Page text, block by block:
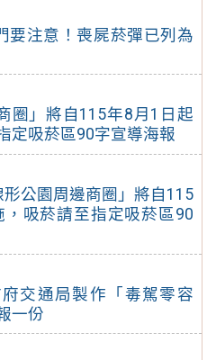
注意！喪屍菸彈已列為
圈」將自115年8月1日起
定吸菸區90字宣導海報
公園周邊商圈」將自115
吸菸請至指定吸菸區90
交通局製作「毒駕零容
一份